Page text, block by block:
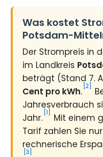
Was kostet
Potsdam-
Der Strompreis in
im Landkreis
beträgt (Stand 7.
Cent pro kWh. [2]
Jahresverbrauch
Jahr. [1]
Mit einem
Tarif zahlen Sie nur
rechnerische
[3]